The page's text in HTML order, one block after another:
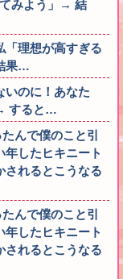
みよう」→ 結
「理想が高すぎる
果…
いのに！あなた
すると…
んで僕のこと引
年したヒキニート
されるとこうなる
んで僕のこと引
年したヒキニート
されるとこうなる